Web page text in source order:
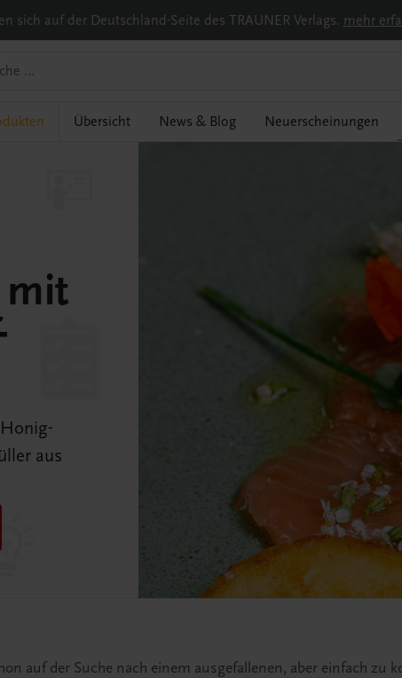
sich auf der Deutschland-Seite des TRAUNER Verlags. mehr
Übersicht News & Blog Neuerscheinungen
mit
aus
auf der Suche nach einem ausgefallenen, aber einfach zu